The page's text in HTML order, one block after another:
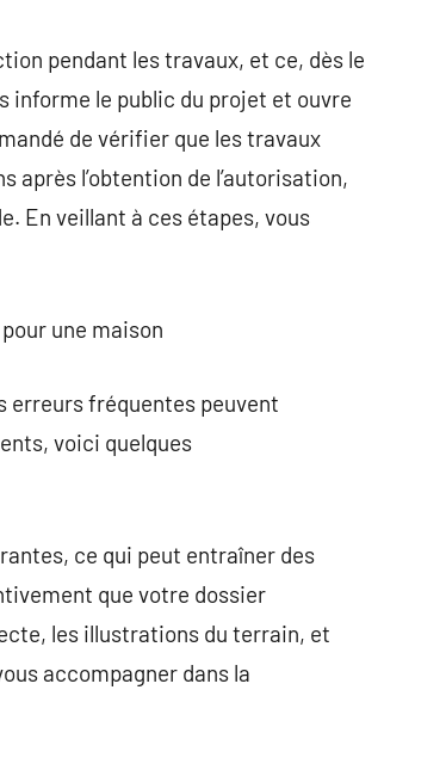
pendant les travaux, et ce, dès le
informe le public du projet et ouvre
de vérifier que les travaux
l’obtention de l’autorisation,
En veillant à ces étapes, vous
une maison
erreurs fréquentes peuvent
voici quelques
ce qui peut entraîner des
que votre dossier
les illustrations du terrain, et
accompagner dans la